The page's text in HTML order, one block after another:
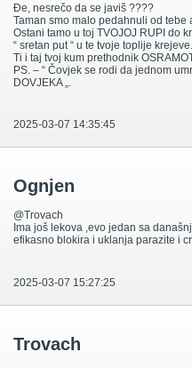
Đe, nesrečo da se javiš ????
Taman smo malo pedahnuli od tebe
Ostani tamo u toj TVOJOJ RUPI do
“ sretan put “ u te tvoje toplije krejeve.
Ti i taj tvoj kum prethodnik
PS. – “ Čovjek se rodi da jednom
DOVJEKA „.
2025-03-07 14:35:45
Ognjen
@Trovach
Ima još lekova ,evo jedan sa
efikasno blokira i uklanja parazite i
2025-03-07 15:27:25
Trovach